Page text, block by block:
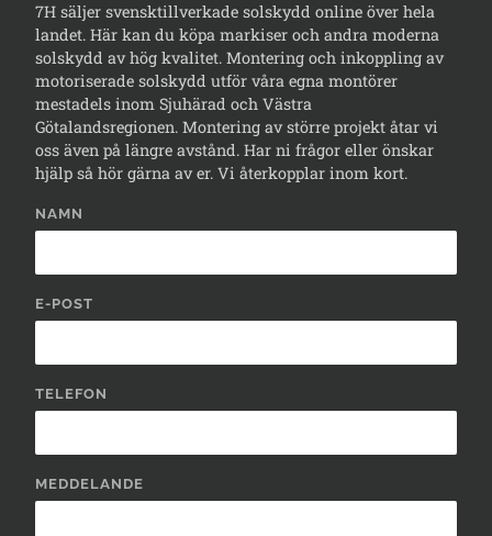
7H säljer svensktillverkade solskydd online över hela
landet. Här kan du köpa markiser och andra moderna
solskydd av hög kvalitet. Montering och inkoppling av
motoriserade solskydd utför våra egna montörer
mestadels inom Sjuhärad och Västra
Götalandsregionen. Montering av större projekt åtar vi
oss även på längre avstånd. Har ni frågor eller önskar
hjälp så hör gärna av er. Vi återkopplar inom kort.
NAMN
E-POST
TELEFON
MEDDELANDE